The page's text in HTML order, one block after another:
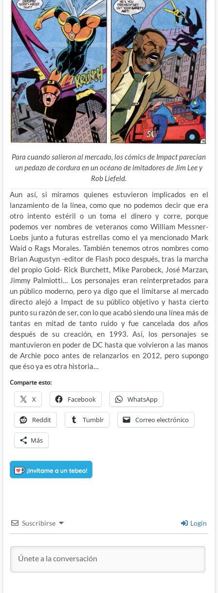
Para cuando salieron al mercado, los cómics de Impact parecían
un pedazo de cordura en un océano de imitadores de Jim Lee y
Rob Liefeld.
Aun así, si miramos quienes estuvieron implicados en el
lanzamiento de la línea, como que no podemos decir que era
otro intento estéril o un toma el dinero y corre, porque
podemos ver nombres de veteranos como William Messner-
Loebs junto a futuras estrellas como el ya mencionado Mark
Waid o Rags Morales. También tenemos otros nombres como
Brian Augustyn -editor de Flash poco después, tras la marcha
del propio Gold- Rick Burchett, Mike Parobeck, José Marzan,
Jimmy Palmiotti… Los personajes eran reinterpretados para
un público moderno, pero ya digo que el limitarse al mercado
directo alejó a Impact de su público objetivo y hasta cierto
punto su razón de ser, con lo que acabó siendo una línea más de
tantas en mitad de tanto ruido y fue cancelada dos años
después de su creación, en 1993. Así, los personajes se
mantuvieron en poder de DC hasta que volvieron a las manos
de Archie poco antes de relanzarlos en 2012, pero supongo
que éso ya es otra historia…
Comparte esto:
X Facebook WhatsApp
Reddit Tumblr Correo electrónico
Más
Suscribirse Login